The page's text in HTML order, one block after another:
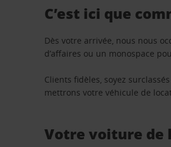
C’est ici que
Dès votre arrivée, nous nous
d’affaires ou un monospace
Clients fidèles, soyez
mettrons votre véhicule de
Votre voiture de